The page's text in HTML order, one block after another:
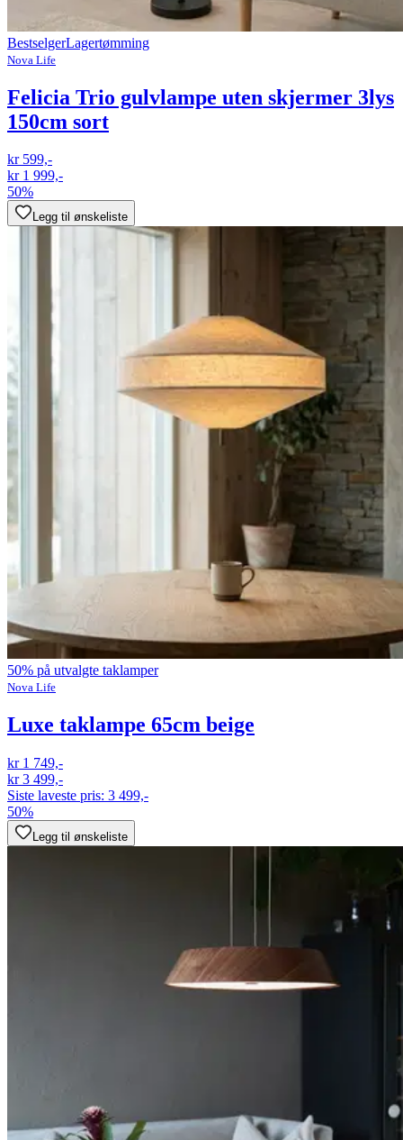
BestselgerLagertømming
Nova Life
Felicia Trio gulvlampe uten skjermer 3lys
150cm sort
kr 599,-
kr 1 999,-
50%
Legg til ønskeliste
50% på utvalgte taklamper
Nova Life
Luxe taklampe 65cm beige
kr 1 749,-
kr 3 499,-
Siste laveste pris: 3 499,-
50%
Legg til ønskeliste